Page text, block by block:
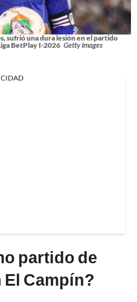
sufrió una dura lesión en el partido
BetPlay I-2026 Getty Images
partido de
El Campín?